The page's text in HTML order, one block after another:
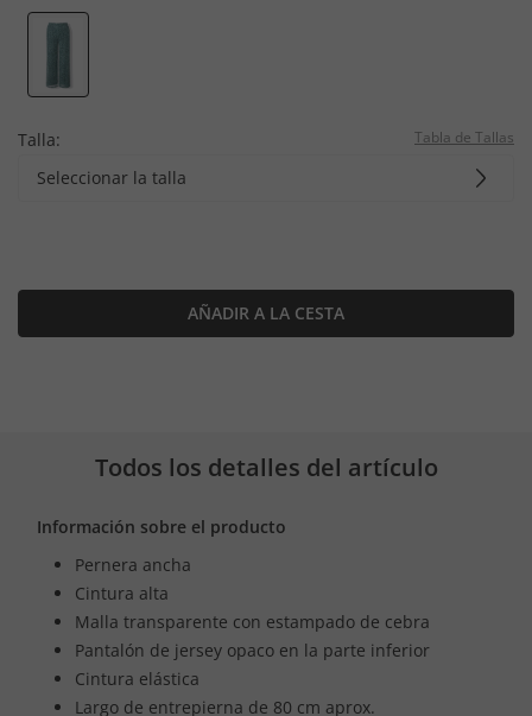
Talla: Tabla de Tallas
Seleccionar la talla
AÑADIR A LA CESTA
Todos los detalles del artículo
Información sobre el producto
Pernera ancha
Cintura alta
Malla transparente con estampado de cebra
Pantalón de jersey opaco en la parte inferior
Cintura elástica
Largo de entrepierna de 80 cm aprox.